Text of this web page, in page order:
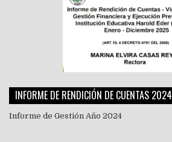
INFORME DE RENDICIÓN DE CUENTAS 2024
Informe de Gestión Año 2024